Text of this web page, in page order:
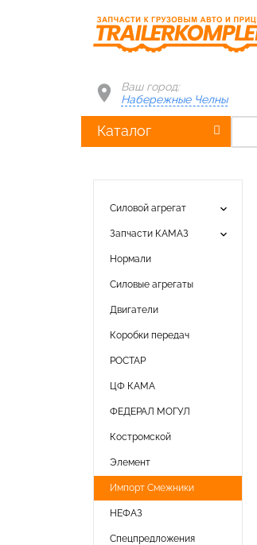
Ваш город:
Набережные Челны
Каталог
Силовой агрегат keyboard_arrow_down
Запчасти КАМАЗ keyboard_arrow_down
Нормали
Силовые агрегаты
Двигатели
Коробки передач
РОСТАР
ЦФ КАМА
ФЕДЕРАЛ МОГУЛ
Костромской
Элемент
Импорт Смежники
НЕФАЗ
Спецпредложения